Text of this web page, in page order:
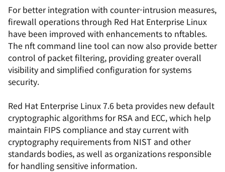
For better integration with counter-intrusion measures,
firewall operations through Red Hat Enterprise Linux
have been improved with enhancements to nftables.
The nft command line tool can now also provide better
control of packet filtering, providing greater overall
visibility and simplified configuration for systems
security.
Red Hat Enterprise Linux 7.6 beta provides new default
cryptographic algorithms for RSA and ECC, which help
maintain FIPS compliance and stay current with
cryptography requirements from NIST and other
standards bodies, as well as organizations responsible
for handling sensitive information.